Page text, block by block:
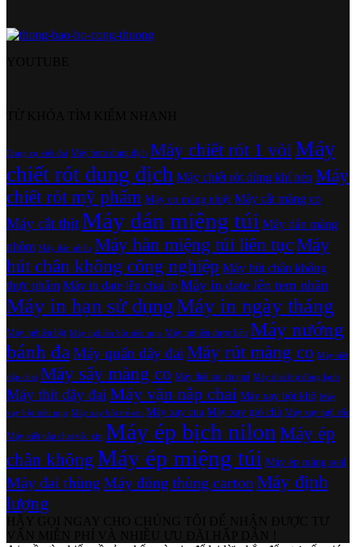
Dụng cụ xiết đai Máy bơm dung dịch Máy chiết rót 1 vòiMáy
chiết rót dung dịch Máy chiết rót dùng khí nén Máy
chiết rót mỹ phẩm Máy co màng nhiệt Máy cắt màng co
Máy cắt thịtMáy dán miệng túi Máy dán màng
nhôm Máy dán nhãn Máy hàn miệng túi liên tụcMáy
hút chân không công nghiệp Máy hút chân không
thực phẩm Máy in date lên chai lọ Máy in date lên tem nhãn
Máy in hạn sử dụngMáy in ngày tháng
Máy nghiền bột Máy nghiền bột siêu mịn Máy nghiền dược liệu Máy nướng
bánh đa Máy quấn dây đai Máy rút màng co Máy siết
nắp chai Máy sấy màng co Máy thái rau củ quả Máy thái thịt đông lạnh
Máy thít dây đai Máy vặn nắp chai Máy xay bột khô Máy
xay bột siêu mịn Máy xay bột trẻ em Máy xay cua Máy xay giò chả Máy xay ngũ cốc
Máy xiết nắp chai vắc xin Máy ép bịch nilon Máy ép
chân không Máy ép miệng túi Máy ép màng seal
Máy đai thùng Máy đóng thùng carton Máy định
lượng